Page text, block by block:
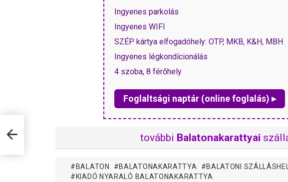
Ingyenes parkolás
Ingyenes WIFI
SZÉP kártya elfogadóhely: OTP, MKB, K&H, MBH
Ingyenes légkondícionálás
4 szoba, 8 férőhely
Foglaltsági naptár (online foglalás) ▸
további Balatonakarattyai
BALATON BALATONAKARATTYA
BALATONI
KIADÓ NYARALÓ BALATONAKARATTYA